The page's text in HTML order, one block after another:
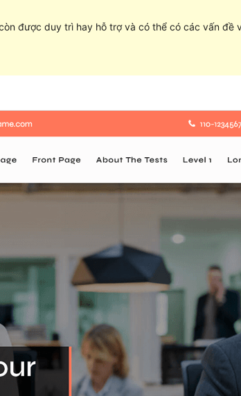
được duy trì hay hỗ trợ và có thể có các vấn
Số